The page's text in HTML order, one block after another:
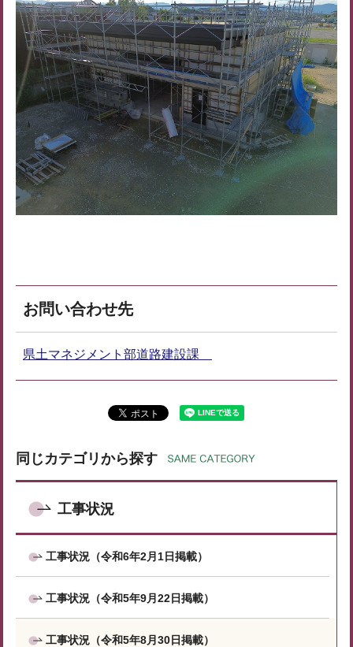
お問い合わせ先
県土マネジメント部道路建設課
同じカテゴリから探す
工事状況
工事状況（令和6年2月1日掲載）
工事状況（令和5年9月22日掲載）
工事状況（令和5年8月30日掲載）